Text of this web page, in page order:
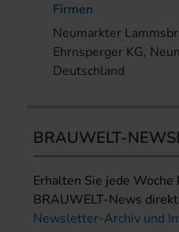
Firmen
Neumarkter
Ehrnsperger KG,
Deutschland
BRAUWELT-
Erhalten Sie jede
BRAUWELT-News
Newsletter-Archiv und